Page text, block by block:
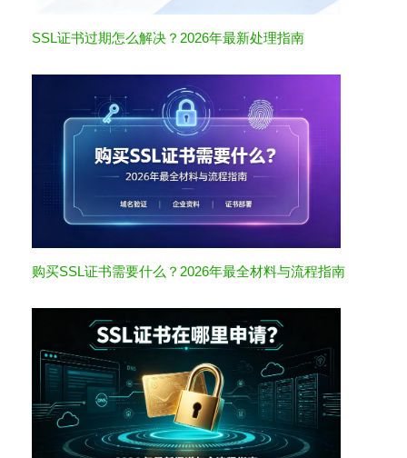
SSL证书过期怎么解决？2026年最新处理指南
购买SSL证书需要什么？2026年最全材料与流程指南